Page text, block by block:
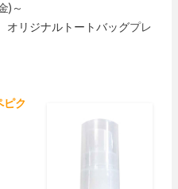
)～
オリジナルトートバッグプレ
ピク